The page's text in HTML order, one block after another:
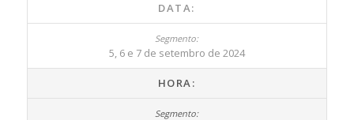
DATA:
5, 6 e 7 de setembro de 2024
HORA: